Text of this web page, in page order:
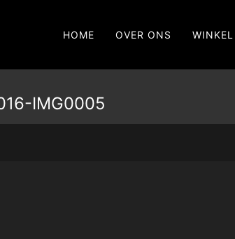
HOME OVER ONS WINKEL
IMG0005